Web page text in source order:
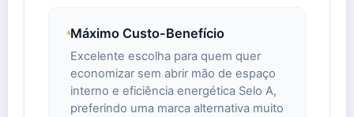
Máximo Custo-Benefício
Excelente escolha para quem quer
economizar sem abrir mão de espaço
interno e eficiência energética Selo A,
preferindo uma marca alternativa muito